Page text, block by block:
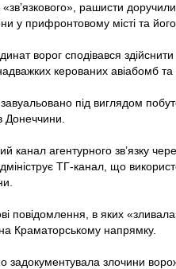
рашисти доручили
у прифронтовому місті та
ворог сподівався
керованих авіабомб та
під виглядом
Донеччини.
канал агентурного зв’язку
ТГ-канал, що
повідомлення, в яких
Краматорському напрямку.
задокументувала злочини